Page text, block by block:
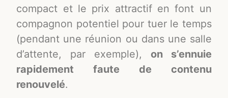
compact et le prix attractif en font un
compagnon potentiel pour tuer le temps
(pendant une réunion ou dans une salle
d’attente, par exemple), on s’ennuie
rapidement faute de contenu
renouvelé.